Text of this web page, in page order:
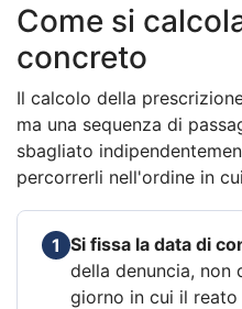
Come si
concreto
Il calcolo della
ma una sequenza di
sbagliato
percorrerli nell'ordine in
1 Si fissa la data di
della denuncia, non
giorno in cui il